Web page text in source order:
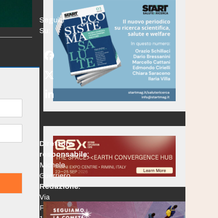
Seguici
Su:
Facebook
Twitter
(deprecated)
LinkedIn
Direttore
responsabile:
Michele
Guerriero
Redazione:
Via
Po,